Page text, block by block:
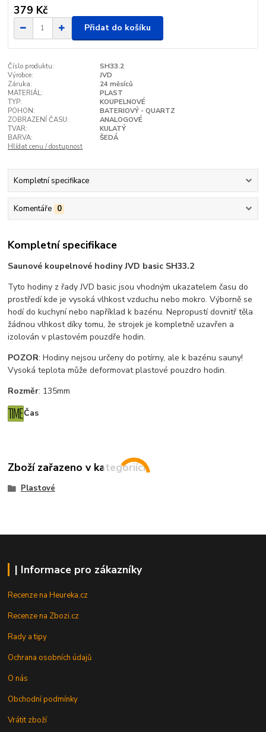
379 Kč
Přidat do košíku
Číslo produktu:
SH33.2
Výrobce:
JVD
Záruka:
24 měsíců
MATERIÁL:
PLAST
TYP:
KOUPELNOVÉ
POHON:
BATERIOVÝ - QUARTZ
ZOBRAZENÍ ČASU:
ANALOGOVÉ
TVAR:
KULATÝ
BARVA:
ŠEDÁ
Hlídat cenu / dostupnost
Kompletní specifikace
Komentáře 0
Kompletní specifikace
Saunové koupelnové hodiny JVD basic SH33.2
Tyto hodiny z řady JVD basic jsou vhodným ukazatelem času do
prostředí kde je vysoká vlhkost vzduchu nebo mokro. Výborně se
hodí do kuchyní nebo například k bazénu. Nepropustí dovnitř těla
žádnou vlhkost díky tomu, že strojek je kompletně uzavřen a
izolován v plastovém pouzdře hodin.
POZOR: Hodiny nejsou určeny do potírny, ale k bazénu sauny!
Vysoká teplota může deformovat plastové pouzdro hodin.
Rozměr: 135mm
Čas
Zboží zařazeno v kategoriích
Plastové
| Informace pro zákazníky
Recenze na Heureka.cz
Recenze na Zbozi.cz
Rady a tipy
Ochrana osobních údajů
O nás
Obchodní podmínky
Vrátit zboží